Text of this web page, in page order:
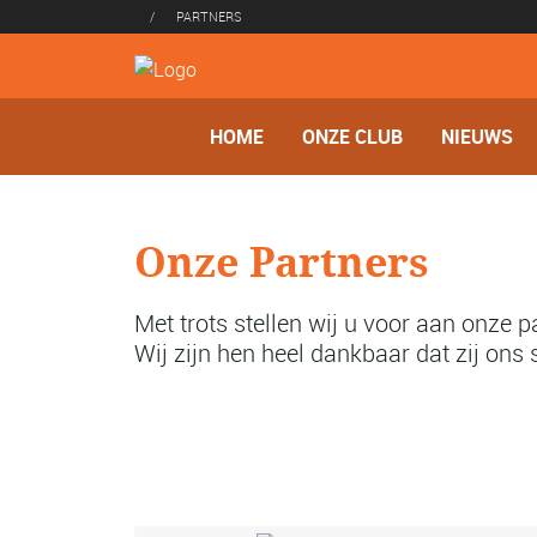
/ PARTNERS
HOME ONZE CLUB NIEUWS
Onze Partners
Met trots stellen wij u voor aan onze
Wij zijn hen heel dankbaar dat zij